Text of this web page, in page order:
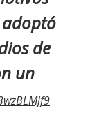
de
un